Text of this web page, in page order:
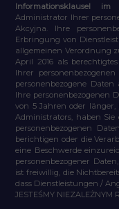
Informationsklausel
Administrator Ihrer
Akcyjna. Ihre
Erbringung von
allgemeinen Verordnung
April 2016 als
Ihrer
personenbezogene
Ihre personenbezogenen
von 5 Jahren oder länger,
Administrators, haben
personenbezogenen
berichtigen oder die
eine Beschwerde
personenbezogener
ist freiwillig, die
dass Dienstleistungen /
JESTEŚMY NIEZALEŻNYM